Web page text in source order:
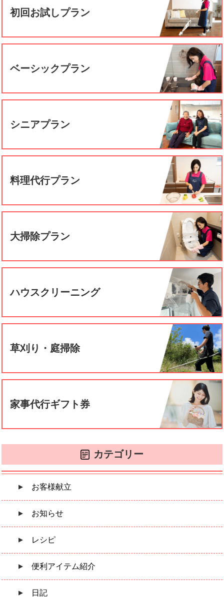
初回お試しプラン
ベーシックプラン
シニアプラン
料理代行プラン
大掃除プラン
ハウスクリーニング
草刈り・庭掃除
家事代行ギフト券
カテゴリー
お客様献立
お知らせ
レシピ
便利アイテム紹介
日記